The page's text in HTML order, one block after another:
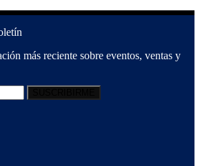
más reciente sobre eventos, ventas y